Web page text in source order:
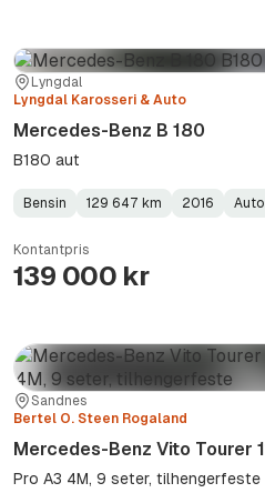
Sted:Lyngdal
Forhandler:
Lyngdal Karosseri & Auto
Mercedes-Benz B 180
B180 aut
Fuel
Bensin
Kilometerstand :
129 647 km
Model
2016
Gearbox
Kontantpris
139 000 kr
Sted:
Sandnes
Forhandler:
Bertel O. Steen Rogaland
Mercedes-Benz Vito Tourer
Pro A3 4M, 9 seter, tilhengerfeste